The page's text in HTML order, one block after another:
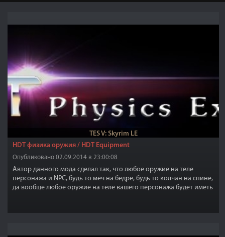
TES V: Skyrim LE
HDT физика оружия / HDT Equipment
Опубликовано 02.09.2014 в 23:00:08
Автор данного мода сделал так, что любое оружие на теле
персонажа и NPC, будь то меч на бедре, будь то колчан на спине,
да вообще любое оружие на теле вашего персонажа будет иметь